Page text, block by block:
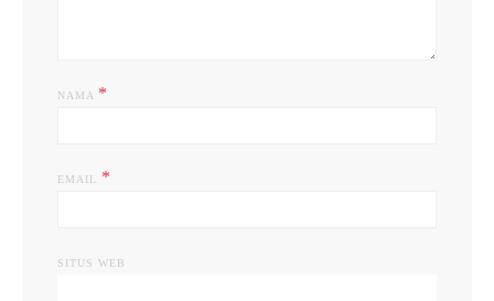
NAMA *
EMAIL *
SITUS WEB